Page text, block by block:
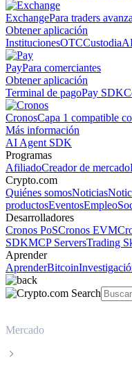
ExchangePara traders
Obtener aplicación
InstitucionesOTCCustodia
PayPara comerciantes
Obtener aplicación
Terminal de pagoPay SDK
CronosCapa 1 compatible
Más información
AI Agent SDK
Programas
AfiliadoCreador de mercado
Crypto.com
Quiénes somosNoticias
productosEventosEmpleo
Desarrolladores
Cronos PoSCronos EVM
SDKMCP ServersTrading
Aprender
AprenderBitcoin
Mercado